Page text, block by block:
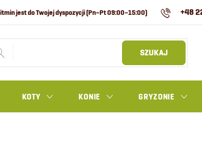
+48
SZUKAJ
KOTY KONIE GRYZONIE